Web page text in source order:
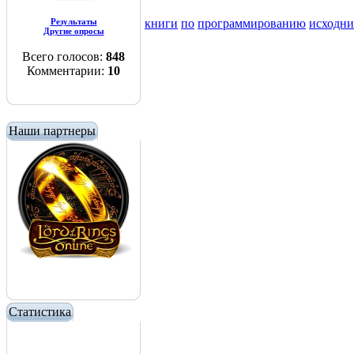
Результаты
Другие опросы
Всего голосов: 848
Комментарии: 10
Наши партнеры
Статистика
книги по программированию